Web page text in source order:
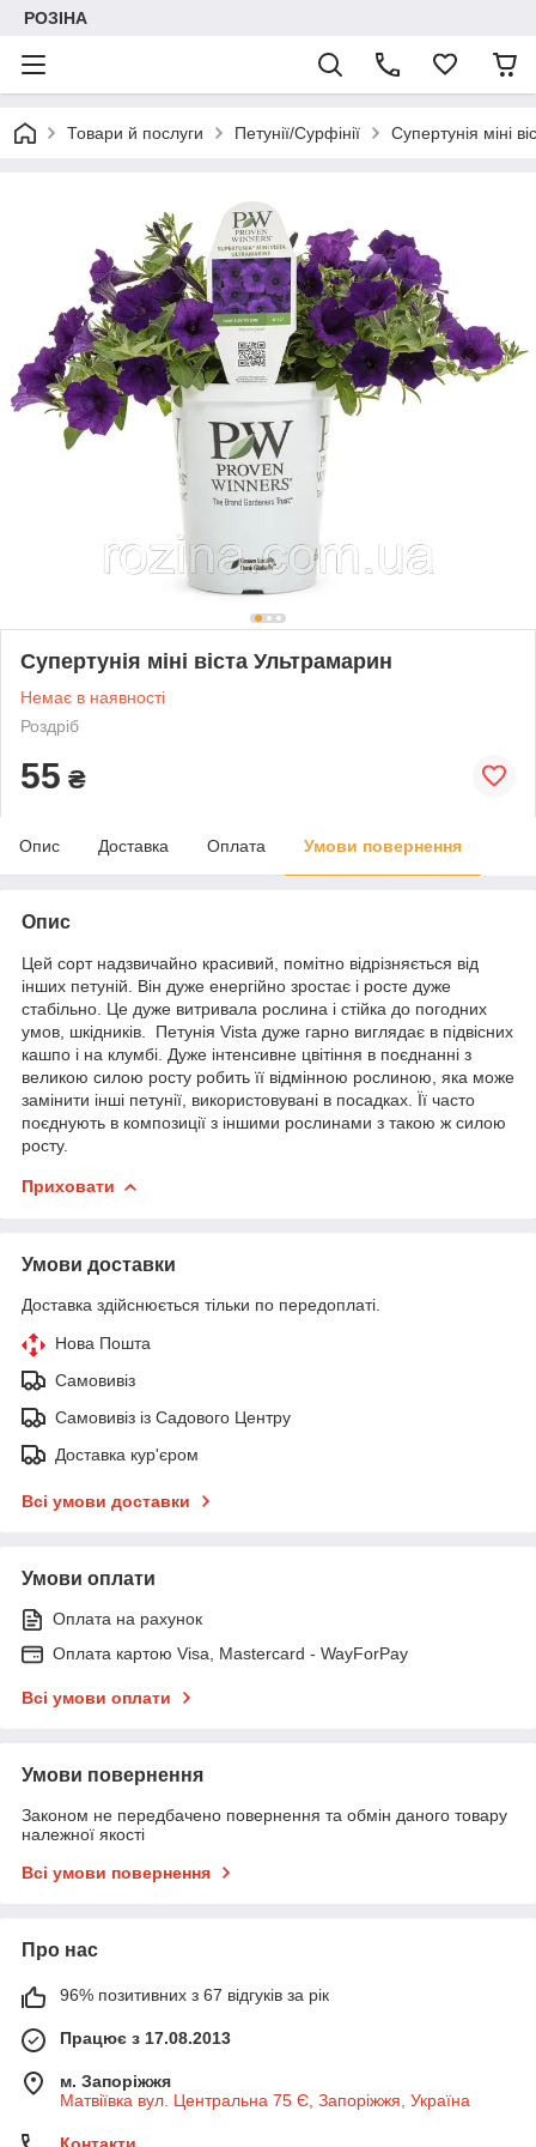
РОЗІНА
Товари й послуги Петунії/Сурфінії Супертунія міні
Супертунія міні віста Ультрамарин
Немає в наявності
Роздріб
55 ₴
Опис Доставка Оплата Умови повернення
Опис
Цей сорт надзвичайно красивий, помітно відрізняється від
інших петуній. Він дуже енергійно зростає і росте дуже
стабільно. Це дуже витривала рослина і стійка до погодних
умов, шкідників. Петунія Vista дуже гарно виглядає в підвісних
кашпо і на клумбі. Дуже інтенсивне цвітіння в поєднанні з
великою силою росту робить її відмінною рослиною, яка може
замінити інші петунії, використовувані в посадках. Її часто
поєднують в композиції з іншими рослинами з такою ж силою
росту.
Приховати
Умови доставки
Доставка здійснюється тільки по передоплаті.
Нова Пошта
Самовивіз
Самовивіз із Садового Центру
Доставка кур'єром
Всі умови доставки
Умови оплати
Оплата на рахунок
Оплата картою Visa, Mastercard - WayForPay
Всі умови оплати
Умови повернення
Законом не передбачено повернення та обмін даного товару
належної якості
Всі умови повернення
Про нас
96% позитивних з 67 відгуків за рік
Працює з 17.08.2013
м. Запоріжжя
Матвіївка вул. Центральна 75 Є, Запоріжжя, Україна
Контакти